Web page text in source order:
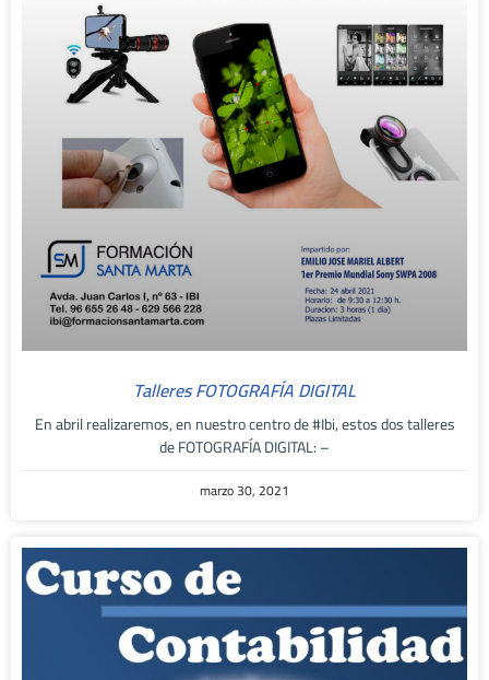
Talleres FOTOGRAFÍA DIGITAL
En abril realizaremos, en nuestro centro de #Ibi, estos dos talleres
de FOTOGRAFÍA DIGITAL: –
marzo 30, 2021